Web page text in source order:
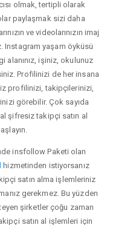
olmak, tertipli olarak
paylaşmak sizi daha
ve videolarınızın imaj
Instagram yaşam öyküsü
alanınız, işiniz, okulunuz
Profilinizi de her insana
profilinizi, takipçilerinizi,
görebilir. Çok sayıda
şifresiz takipçi satın al
insfollow Paketi olan
hizmetinden istiyorsanız
satın alma işlemleriniz
gerekmez. Bu yüzden
şirketler çoğu zaman
satın al işlemleri için